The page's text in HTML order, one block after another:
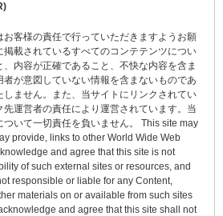
お客様の責任で行っていただきますようお願
掲載されているすべてのコンテテンツについ
内容が正確であること、不快な内容を含ま
が意図していない情報を含まないものであ
しません。また、当サイトにリンクされてい
運営者の責任により運営されています。当
いて一切責任を負いません。 This site may
provide, links to other World Wide Web
and agree that this site is not
of such external sites or resources, and
responsible or liable for any Content,
materials on or available from such sites
and agree that this site shall not